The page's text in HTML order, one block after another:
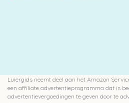
Luiergids neemt deel aan het Amazon
een affiliate advertentieprogramma dat is
advertentievergoedingen te geven door te